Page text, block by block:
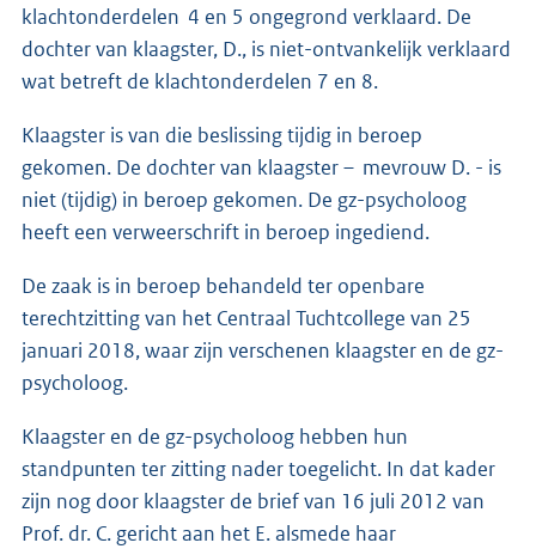
klachtonderdelen 4 en 5 ongegrond verklaard. De
dochter van klaagster, D., is niet-ontvankelijk verklaard
wat betreft de klachtonderdelen 7 en 8.
Klaagster is van die beslissing tijdig in beroep
gekomen. De dochter van klaagster – mevrouw D. - is
niet (tijdig) in beroep gekomen. De gz-psycholoog
heeft een verweerschrift in beroep ingediend.
De zaak is in beroep behandeld ter openbare
terechtzitting van het Centraal Tuchtcollege van 25
januari 2018, waar zijn verschenen klaagster en de gz-
psycholoog.
Klaagster en de gz-psycholoog hebben hun
standpunten ter zitting nader toegelicht. In dat kader
zijn nog door klaagster de brief van 16 juli 2012 van
Prof. dr. C. gericht aan het E. alsmede haar